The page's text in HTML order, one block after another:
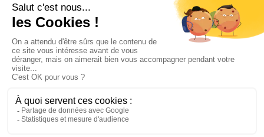
VOUS SOUHAITEZ ? 
Pour tout renseignement appeler au04 77 91 15 30
NOUS SUIVRE